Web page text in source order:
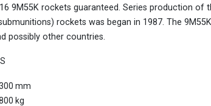
9M55K rockets guaranteed. Series production of
rockets was began in 1987. The
possibly other countries.
mm
kg